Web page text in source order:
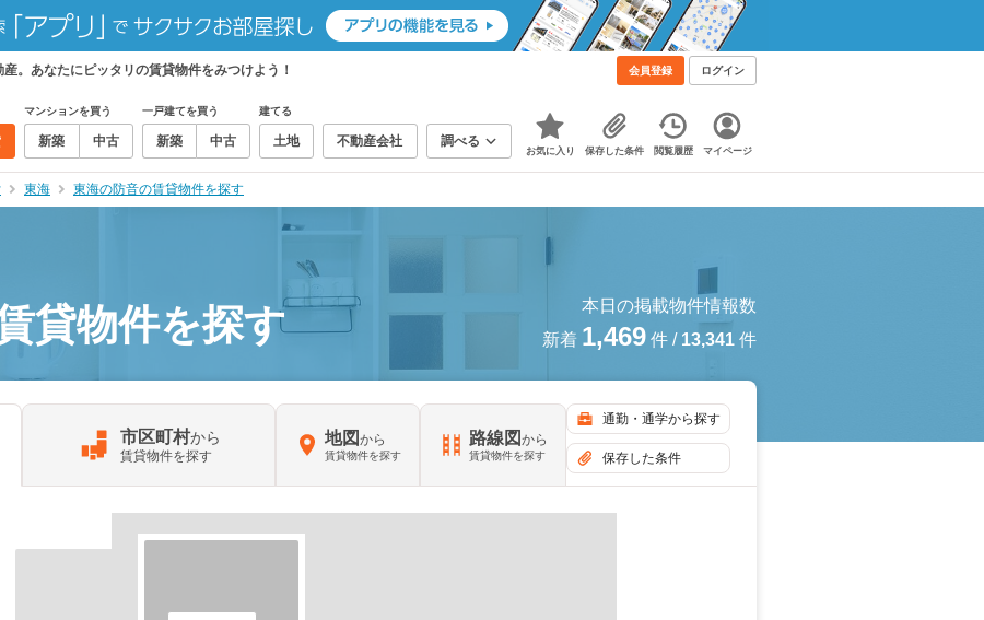
。あなたにピッタリの賃貸物件をみつけよう！ 会員登録 ログイン
マンションを買う
新築 中古
一戸建てを買う
新築 中古
建てる
土地 不動産会社 調べる
お気に入り 保存した条件 閲覧履歴 マイページ
東海 東海の防音の賃貸物件を探す
貸物件を探す
本日の掲載物件情報数
新着 1,469 件 / 13,341 件
市区町村から
賃貸物件を探す
地図 から
賃貸物件を探す
路線図 から
賃貸物件を探す
通勤・通学から探す
保存した条件